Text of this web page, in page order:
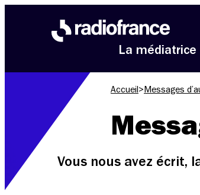
La médiatrice
Accueil > Messages
Vous nous avez écrit,